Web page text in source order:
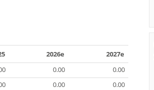
2026e
2027e
0.00
0.00
0.00
0.00